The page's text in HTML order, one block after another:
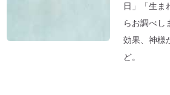
日」「生ま
らお調べし
効果、神様
ど。